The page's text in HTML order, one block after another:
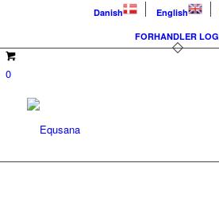
Danish English
FORHANDLER
0